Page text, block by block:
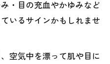
・目の充血やかゆみなど
いるサインかもしれませ
空気中を漂って肌や目に